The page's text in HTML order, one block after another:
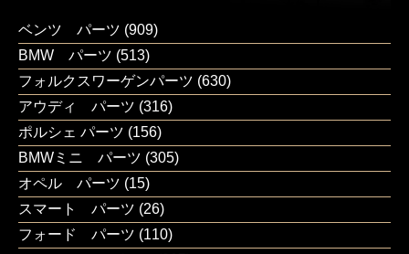
ベンツ パーツ (909)
BMW パーツ (513)
フォルクスワーゲンパーツ (630)
アウディ パーツ (316)
ポルシェ パーツ (156)
BMWミニ パーツ (305)
オペル パーツ (15)
スマート パーツ (26)
フォード パーツ (110)